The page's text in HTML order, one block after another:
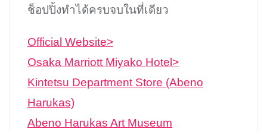
ช็อปปิ้งทำได้ครบจบในที่เดียว
Official Website>
Osaka Marriott Miyako Hotel>
Kintetsu Department Store (Abeno
Harukas)
Abeno Harukas Art Museum